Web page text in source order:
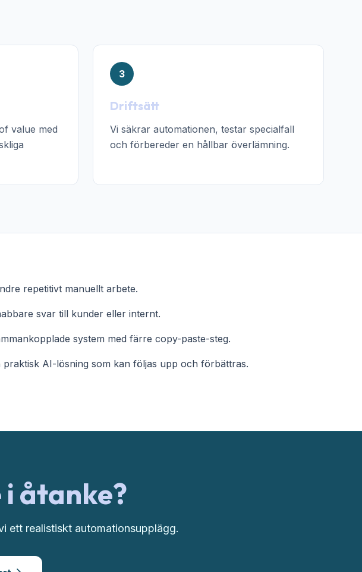
value med
3
Driftsätt
Vi säkrar automationen, testar specialfall
och förbereder en hållbar överlämning.
repetitivt manuellt arbete.
svar till kunder eller internt.
system med färre copy-paste-steg.
praktisk AI-lösning som kan följas upp och förbättras.
åtanke?
ett realistiskt automationsupplägg.